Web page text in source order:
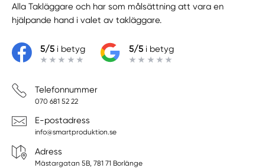
Alla Takläggare och har som målsättning att vara en
hjälpande hand i valet av takläggare.
5/5i betyg 5/5i betyg
Telefonnummer
070 681 52 22
E-postadress
info@smartproduktion.se
Adress
Mästargatan 5B, 781 71 Borlänge